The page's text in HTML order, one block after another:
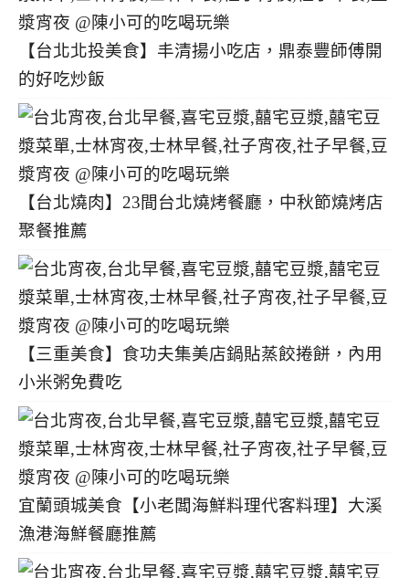
【台北北投美食】丰清揚小吃店，鼎泰豐師傅開
的好吃炒飯
【台北燒肉】23間台北燒烤餐廳，中秋節燒烤店
聚餐推薦
【三重美食】食功夫集美店鍋貼蒸餃捲餅，內用
小米粥免費吃
宜蘭頭城美食【小老闆海鮮料理代客料理】大溪
漁港海鮮餐廳推薦